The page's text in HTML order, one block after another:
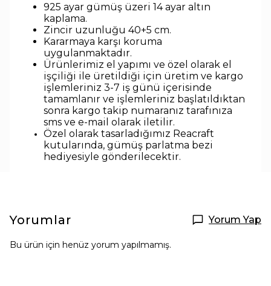
925 ayar gümüş üzeri 14 ayar altın
kaplama.
Zincir uzunluğu 40+5 cm.
Kararmaya karşı koruma
uygulanmaktadır.
Ürünlerimiz el yapımı ve özel olarak el
işçiliği ile üretildiği için üretim ve kargo
işlemleriniz 3-7 iş günü içerisinde
tamamlanır ve işlemleriniz başlatıldıktan
sonra kargo takip numaranız tarafınıza
sms ve e-mail olarak iletilir.
Özel olarak tasarladığımız Reacraft
kutularında, gümüş parlatma bezi
hediyesiyle gönderilecektir.
Yorumlar Yorum Yap
Bu ürün için henüz yorum yapılmamış.